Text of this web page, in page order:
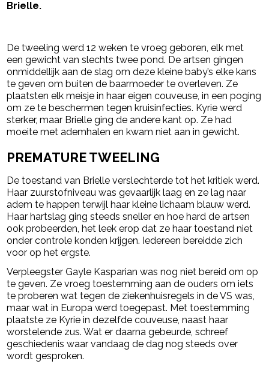
Brielle.
De tweeling werd 12 weken te vroeg geboren, elk met
een gewicht van slechts twee pond. De artsen gingen
onmiddellijk aan de slag om deze kleine baby’s elke kans
te geven om buiten de baarmoeder te overleven. Ze
plaatsten elk meisje in haar eigen couveuse, in een poging
om ze te beschermen tegen kruisinfecties. Kyrie werd
sterker, maar Brielle ging de andere kant op. Ze had
moeite met ademhalen en kwam niet aan in gewicht.
PREMATURE TWEELING
De toestand van Brielle verslechterde tot het kritiek werd.
Haar zuurstofniveau was gevaarlijk laag en ze lag naar
adem te happen terwijl haar kleine lichaam blauw werd.
Haar hartslag ging steeds sneller en hoe hard de artsen
ook probeerden, het leek erop dat ze haar toestand niet
onder controle konden krijgen. Iedereen bereidde zich
voor op het ergste.
Verpleegster Gayle Kasparian was nog niet bereid om op
te geven. Ze vroeg toestemming aan de ouders om iets
te proberen wat tegen de ziekenhuisregels in de VS was,
maar wat in Europa werd toegepast. Met toestemming
plaatste ze Kyrie in dezelfde couveuse, naast haar
worstelende zus. Wat er daarna gebeurde, schreef
geschiedenis waar vandaag de dag nog steeds over
wordt gesproken.